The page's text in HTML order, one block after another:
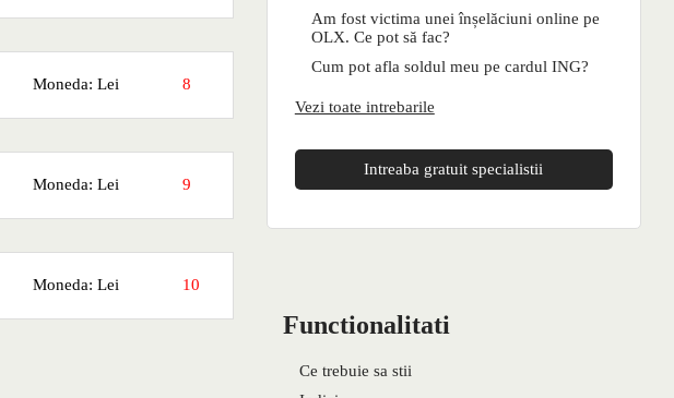
Moneda: Lei 8
Moneda: Lei 9
Moneda: Lei 10
Am fost victima unei înșelăciuni online pe
OLX. Ce pot să fac?
Cum pot afla soldul meu pe cardul ING?
Vezi toate intrebarile
Intreaba gratuit specialistii
Functionalitati
Ce trebuie sa stii